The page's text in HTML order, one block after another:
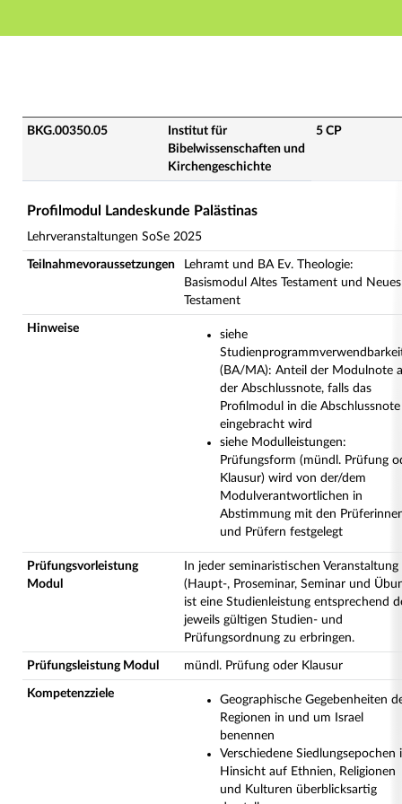
Hauptnavigation
BKG.00350.05 - Profilmodul Landeskunde Palästinas
BKG.00350.05
Institut für
Bibelwissenschaften und
Kirchengeschichte
5 CP
Profilmodul Landeskunde Palästinas
Lehrveranstaltungen SoSe 2025
Teilnahmevoraussetzungen
Lehramt und BA Ev. Theologie:
Basismodul Altes Testament und Neues
Testament
Hinweise
siehe
(BA/MA): Anteil der Modulnote
der Abschlussnote, falls das
Profilmodul in die Abschlussnote
eingebracht wird
siehe Modulleistungen:
Prüfungsform (mündl. Prüfung
Klausur) wird von der/dem
Modulverantwortlichen in
Abstimmung mit den
und Prüfern festgelegt
Prüfungsvorleistung
Modul
In jeder seminaristischen Veranstaltung
(Haupt-, Proseminar, Seminar und
ist eine Studienleistung entsprechend
jeweils gültigen Studien- und
Prüfungsordnung zu erbringen.
Prüfungsleistung Modul mündl. Prüfung oder Klausur
Kompetenzziele
Geographische Gegebenheiten
Regionen in und um Israel
benennen
Verschiedene Siedlungsepochen
Hinsicht auf Ethnien, Religionen
und Kulturen überblicksartig